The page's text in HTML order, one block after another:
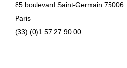
85 boulevard Saint-Germain 75006
Paris
(33) (0)1 57 27 90 00